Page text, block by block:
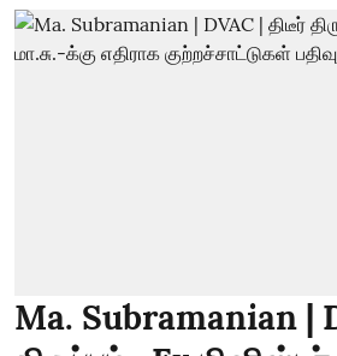
Ma. Subramanian |